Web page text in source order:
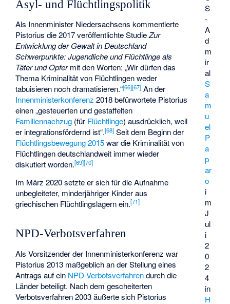
S
-
A
d
m
ir
al
S
a
m
u
el
P
a
p
ar
o
i
m
J
ul
i
2
0
2
4
in
H
Asyl- und Flüchtlingspolitik
Als Innenminister Niedersachsens kommentierte
Pistorius die 2017 veröffentlichte StudieZur
Entwicklung der Gewalt in Deutschland
Schwerpunkte: Jugendliche und Flüchtlinge als
Täter und Opfermit den Worten: „Wir dürfen das
Thema Kriminalität von Flüchtlingen weder
tabuisieren noch dramatisieren.“[66][67] An der
Innenministerkonferenz 2018 befürwortete Pistorius
einen „gesteuerten und gestaffelten
Familiennachzug (für Flüchtlinge) ausdrücklich, weil
er integrationsfördernd ist“.[68] Seit dem Beginn der
Flüchtlingsbewegung 2015war die Kriminalität von
Flüchtlingen deutschlandweit immer wieder
diskutiert worden.[69][70]
Im März 2020 setzte er sich für die Aufnahme
unbegleiteter, minderjähriger Kinder aus
griechischen Flüchtlingslagern ein.[71]
NPD-Verbotsverfahren
Als Vorsitzender der Innenministerkonferenz war
Pistorius 2013 maßgeblich an der Stellung eines
Antrags auf ein NPD-Verbotsverfahrendurch die
Länder beteiligt. Nach dem gescheiterten
Verbotsverfahren 2003 äußerte sich Pistorius